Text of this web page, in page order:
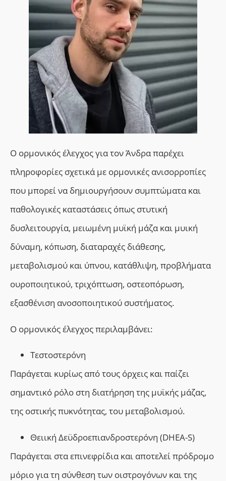
Ο oρμονικόςέλεγχος για τον Άνδρα παρέχει
πληροφορίες σχετικά με ορμονικές ανισορροπίες
που μπορεί να δημιουργήσουν συμπτώματα και
παθολογικές καταστάσεις όπως στυτική
δυσλειτουργία, μειωμένη μυϊκή μάζα και μυική
δύναμη, κόπωση, διαταραχές διάθεσης,
μεταβολισμού και ύπνου, κατάθλιψη, προβλήματα
ουροποιητικού, τριχόπτωση, οστεοπόρωση,
εξασθένιση ανοσοποιητικού συστήματος.
Ο ορμονικός έλεγχος περιλαμβάνει:
Τεστοστερόνη
Παράγεται κυρίως από τους όρχεις και παίζει
σημαντικό ρόλο στη διατήρηση της μυϊκής μάζας,
της οστικής πυκνότητας, του μεταβολισμού.
Θειική Δεϋδροεπιανδροστερόνη (DHEA-S)
Παράγεται στα επινεφρίδια και αποτελεί πρόδρομο
μόριο για τη σύνθεση των οιστρογόνων και της